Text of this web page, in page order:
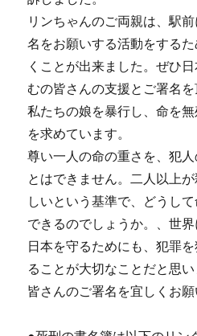
リンちゃんのご両親は、駅
名をお願いする活動をする
くことが出来ました。ぜひ
むの皆さんの支援とご署名を
私たちの娘を暴行し、命を
を求めています。
尊い一人の命の重さを、犯
とはできません。二人以上
しいという基準で、どうし
できるのでしょうか。、世
日本を守るためにも、犯罪
ることが大切なことだと思い
皆さんのご署名を宜しくお願